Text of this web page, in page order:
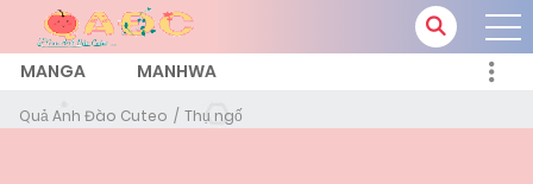
MANGA MANHWA
Quả Anh Đào Cuteo Thụ ngố